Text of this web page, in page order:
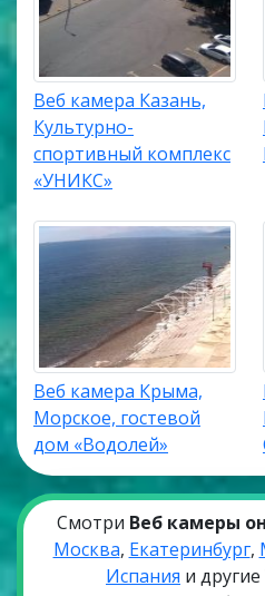
Веб камера Казань,
Культурно-
спортивный комплекс
«УНИКС»
Веб камера Крыма,
Морское, гостевой
дом «Водолей»
Смотри Веб камеры
Москва, Екатеринбург,
Испания и